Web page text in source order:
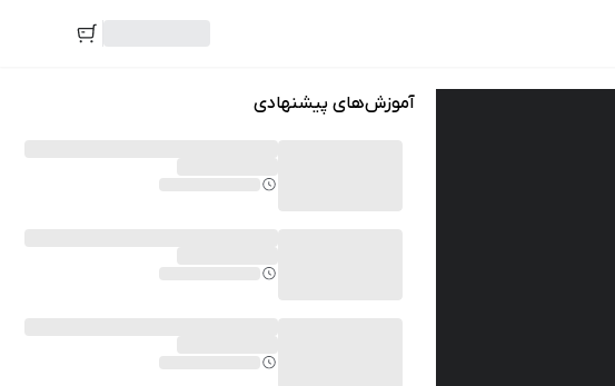
آموزش‌های پیشنهادی